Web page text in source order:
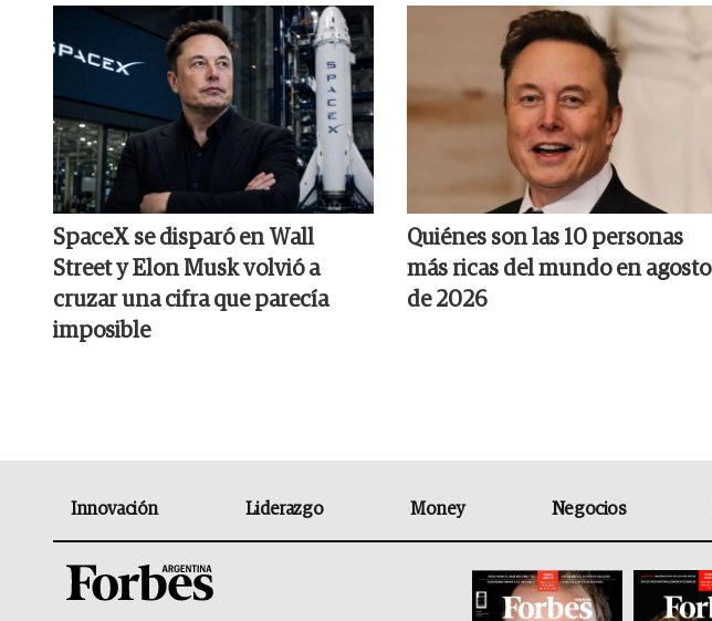
SpaceX se disparó en Wall
Street y Elon Musk volvió a
cruzar una cifra que parecía
imposible
Quiénes son las 10 personas
más ricas del mundo en agosto
de 2026
Innovación Liderazgo Money Negocios